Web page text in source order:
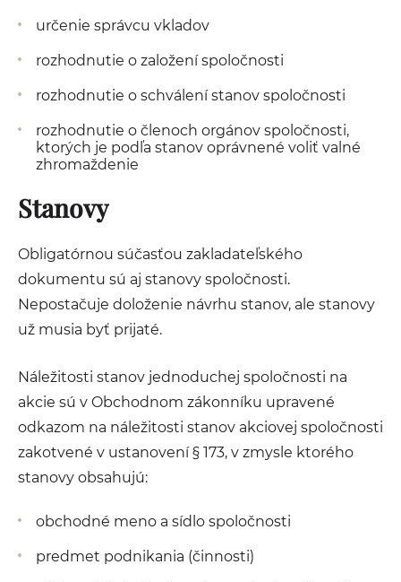
určenie správcu vkladov
rozhodnutie o založení spoločnosti
rozhodnutie o schválení stanov spoločnosti
rozhodnutie o členoch orgánov spoločnosti,
ktorých je podľa stanov oprávnené voliť valné
zhromaždenie
Stanovy
Obligatórnou súčasťou zakladateľského
dokumentu sú aj stanovy spoločnosti.
Nepostačuje doloženie návrhu stanov, ale stanovy
už musia byť prijaté.
Náležitosti stanov jednoduchej spoločnosti na
akcie sú v Obchodnom zákonníku upravené
odkazom na náležitosti stanov akciovej spoločnosti
zakotvené v ustanovení § 173, v zmysle ktorého
stanovy obsahujú:
obchodné meno a sídlo spoločnosti
predmet podnikania (činnosti)